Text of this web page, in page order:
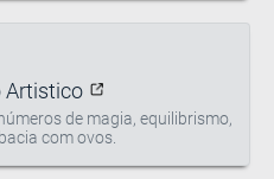
Artistico
de magia, equilibrismo,
com ovos.